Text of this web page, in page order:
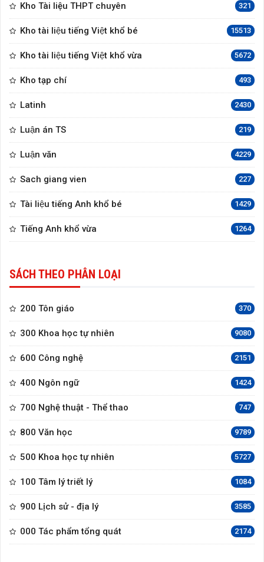
Kho Tài liệu THPT chuyên 321
Kho tài liệu tiếng Việt khổ bé 15513
Kho tài liệu tiếng Việt khổ vừa 5672
Kho tạp chí 493
Latinh 2430
Luận án TS 219
Luận văn 4229
Sach giang vien 227
Tài liệu tiếng Anh khổ bé 1429
Tiếng Anh khổ vừa 1264
SÁCH THEO PHÂN LOẠI
200 Tôn giáo 370
300 Khoa học tự nhiên 9080
600 Công nghệ 2151
400 Ngôn ngữ 1424
700 Nghệ thuật - Thể thao 747
800 Văn học 9789
500 Khoa học tự nhiên 5727
100 Tâm lý triết lý 1084
900 Lịch sử - địa lý 3585
000 Tác phẩm tổng quát 2174